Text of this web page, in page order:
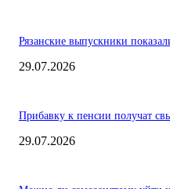
Рязанские выпускники
29.07.2026
Прибавку к пенсии получат
29.07.2026